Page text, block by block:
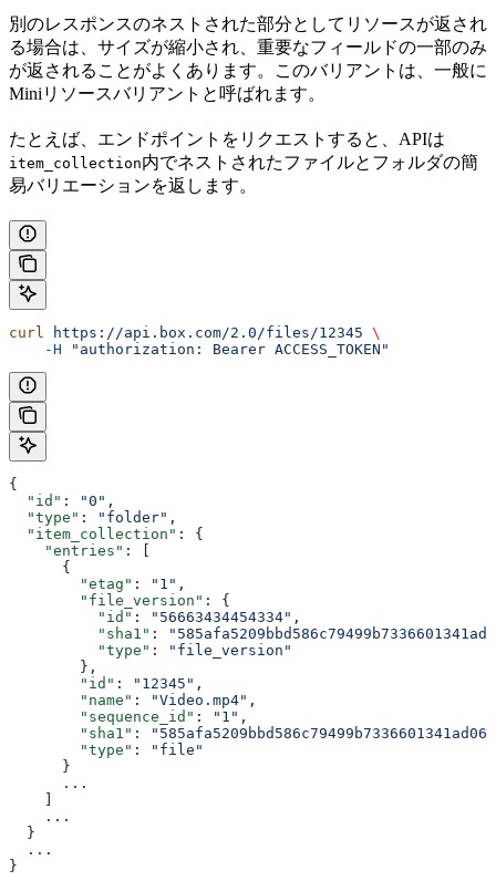
別のレスポンスのネストされた部分としてリソースが返され
る場合は、サイズが縮小され、重要なフィールドの一部のみ
が返されることがよくあります。このバリアントは、一般に
Miniリソースバリアントと呼ばれます。
たとえば、 エンドポイントをリクエストすると、APIは
item_collection内でネストされたファイルとフォルダの簡
易バリエーションを返します。
curl https://api.box.com/2.0/files/12345 \
    -H
"authorization: Bearer ACCESS_TOKEN"
{
  "id"
: "0" ,
  "type"
: "folder" ,
  "item_collection"
: {
    "entries"
: [
      {
        "etag"
: "1" ,
        "file_version"
: {
          "id"
: "56663434454334" ,
          "sha1"
:
          "type"
:
"file_version"
        },
        "id"
: "12345" ,
        "name"
: "Video.mp4" ,
        "sequence_id"
: "1" ,
        "sha1"
:
        "type"
:
"file"
      }
      ...
    ...
  }
  ...
}